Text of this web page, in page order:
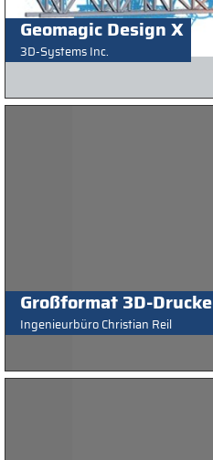
Geomagic Design X
3D-Systems Inc.
Großformat 3D-
Ingenieurbüro Christian Reil